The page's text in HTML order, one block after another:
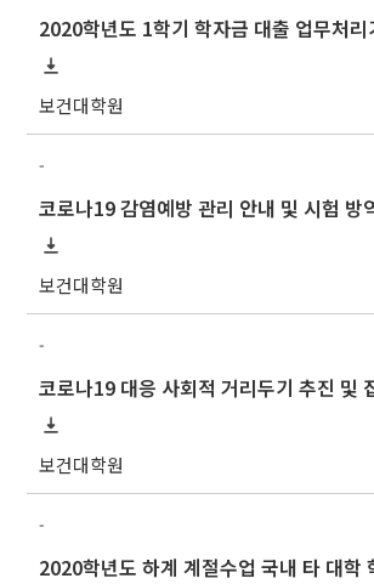
보건대학원
-
코로나19 감염예방 관리 안내 및 시험 방
보건대학원
-
보건대학원
-